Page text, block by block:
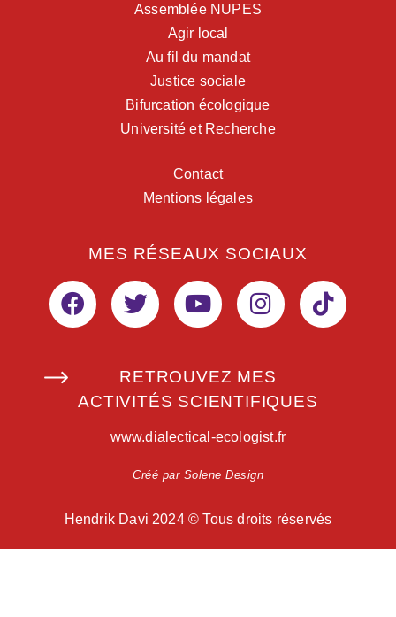
Assemblée NUPES
Agir local
Au fil du mandat
Justice sociale
Bifurcation écologique
Université et Recherche
Contact
Mentions légales
MES RÉSEAUX SOCIAUX
RETROUVEZ MES
ACTIVITÉS SCIENTIFIQUES
www.dialectical-ecologist.fr
Créé par Solene Design
Hendrik Davi 2024 © Tous droits réservés